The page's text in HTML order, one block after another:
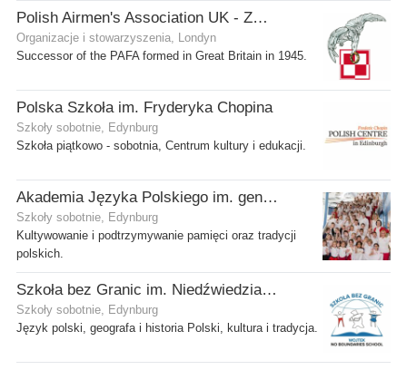
Polish Airmen's Association UK - Związek Lotników Polskich WB
Organizacje i stowarzyszenia, Londyn
Successor of the PAFA formed in Great Britain in 1945.
Polska Szkoła im. Fryderyka Chopina
Szkoły sobotnie, Edynburg
Szkoła piątkowo - sobotnia, Centrum kultury i edukacji.
Akademia Języka Polskiego im. gen. Stanisława Maczka przy ECP
Szkoły sobotnie, Edynburg
Kultywowanie i podtrzymywanie pamięci oraz tradycji
polskich.
Szkoła bez Granic im. Niedźwiedzia Wojtka
Szkoły sobotnie, Edynburg
Język polski, geografa i historia Polski, kultura i tradycja.